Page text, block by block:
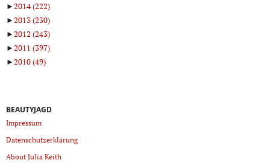
►2014(222)
►2013(230)
►2012 (243)
►2011 (397)
►2010(49)
BEAUTYJAGD
Impressum
Datenschutzerklärung
About Julia Keith